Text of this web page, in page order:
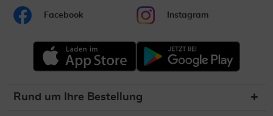
Facebook Instagram
Rund um Ihre Bestellung